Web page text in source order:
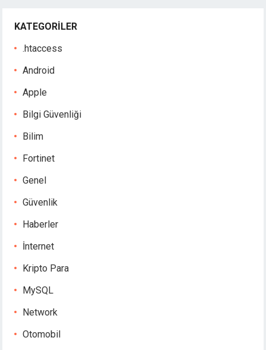
KATEGORILER
.htaccess
Android
Apple
Bilgi Güvenliği
Bilim
Fortinet
Genel
Güvenlik
Haberler
İnternet
Kripto Para
MySQL
Network
Otomobil